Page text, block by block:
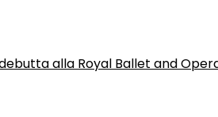
alla Royal Ballet and